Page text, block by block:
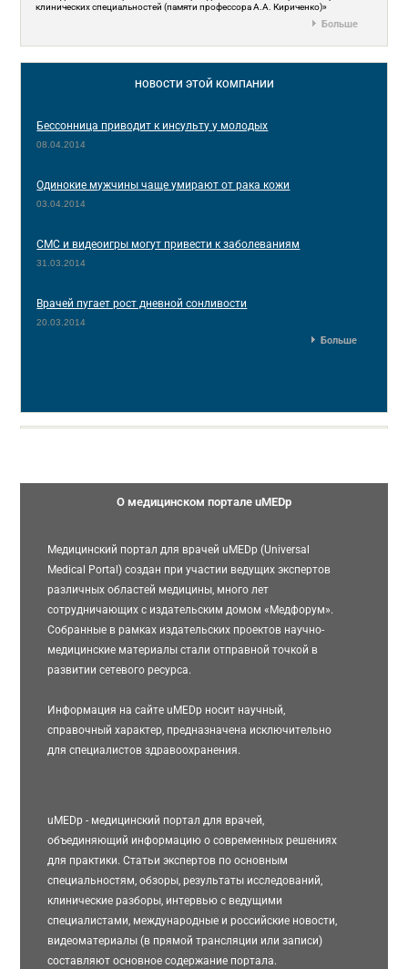
клинических специальностей (памяти профессора А.А. Кириченко)»
Больше
НОВОСТИ ЭТОЙ КОМПАНИИ
Бессонница приводит к инсульту у молодых
08.04.2014
Одинокие мужчины чаще умирают от рака кожи
03.04.2014
СМС и видеоигры могут привести к заболеваниям
31.03.2014
Врачей пугает рост дневной сонливости
20.03.2014
Больше
О медицинском портале uMEDp
Медицинский портал для врачей uMEDp (Universal
Medical Portal) создан при участии ведущих экспертов
различных областей медицины, много лет
сотрудничающих с издательским домом «Медфорум».
Собранные в рамках издательских проектов научно-
медицинские материалы стали отправной точкой в
развитии сетевого ресурса.
Информация на сайте uMEDp носит научный,
справочный характер, предназначена исключительно
для специалистов здравоохранения.
uMEDp - медицинский портал для врачей,
объединяющий информацию о современных решениях
для практики. Статьи экспертов по основным
специальностям, обзоры, результаты исследований,
клинические разборы, интервью с ведущими
специалистами, международные и российские новости,
видеоматериалы (в прямой трансляции или записи)
составляют основное содержание портала.